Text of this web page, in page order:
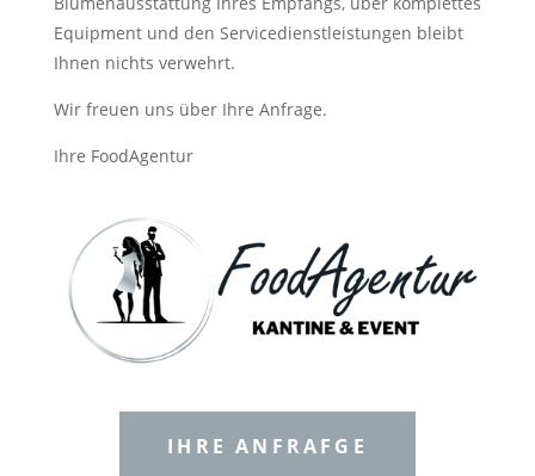
Equipment und den Servicedienstleistungen bleibt
Ihnen nichts verwehrt.
Wir freuen uns über Ihre Anfrage.
Ihre FoodAgentur
IHRE ANFRAFGE